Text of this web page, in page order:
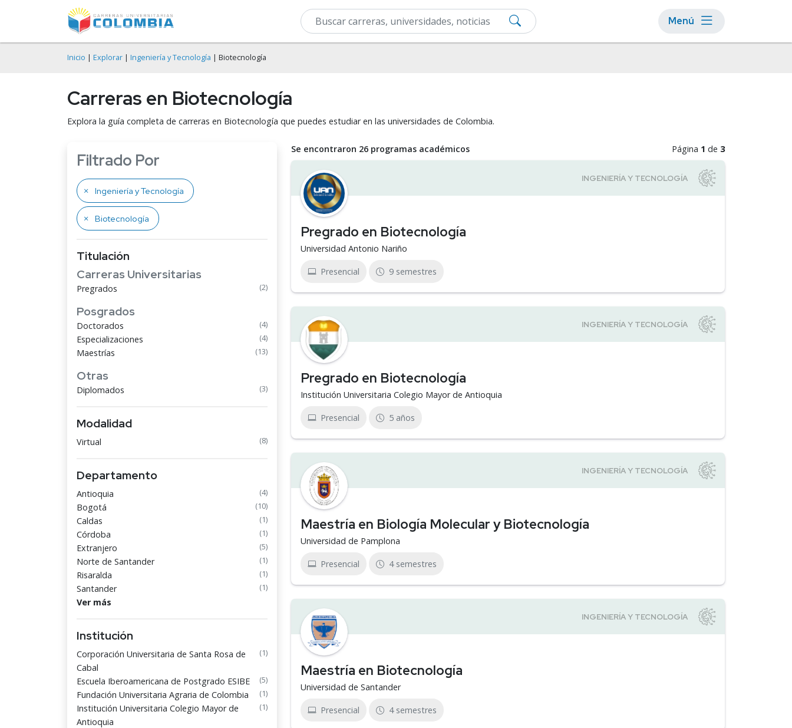
Menú
Inicio | Explorar | Ingeniería y Tecnología | Biotecnología
Carreras en Biotecnología
Explora la guía completa de carreras en Biotecnología que puedes estudiar en las universidades de Colombia.
Filtrado Por
Ingeniería y Tecnología
Biotecnología
Titulación
Carreras Universitarias
Pregrados (2)
Posgrados
Doctorados (4)
Especializaciones (4)
Maestrías (13)
Otras
Diplomados (3)
Modalidad
Virtual (8)
Departamento
Antioquia (4)
Bogotá (10)
Caldas (1)
Córdoba (1)
Extranjero (5)
Norte de Santander (1)
Risaralda (1)
Santander (1)
Ver más
Institución
Corporación Universitaria de Santa Rosa de
Cabal
(1)
Escuela Iberoamericana de Postgrado ESIBE (5)
Fundación Universitaria Agraria de Colombia (1)
Institución Universitaria Colegio Mayor de
Antioquia
(1)
Se encontraron 26 programas académicos Página 1 de 3
Pregrado en Biotecnología
Universidad Antonio Nariño
Presencial 9 semestres
Pregrado en Biotecnología
Institución Universitaria Colegio Mayor de Antioquia
Presencial 5 años
Maestría en Biología Molecular y Biotecnología
Universidad de Pamplona
Presencial 4 semestres
Maestría en Biotecnología
Universidad de Santander
Presencial 4 semestres